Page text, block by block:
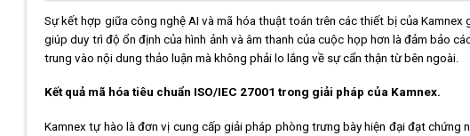
Sự kết hợp giữa công nghệ AI và mã hóa thuật toán trên các thiết bị của
giúp duy trì độ ổn định của hình ảnh và âm thanh của cuộc họp hơn là đảm bảo
trung vào nội dung thảo luận mà không phải lo lắng về sự cẩn thận từ bên ngoài.
Kết quả mã hóa tiêu chuẩn ISO/IEC 27001 trong giải pháp của Kamnex.
Kamnex tự hào là đơn vị cung cấp giải pháp phòng trưng bày hiện đại đạt